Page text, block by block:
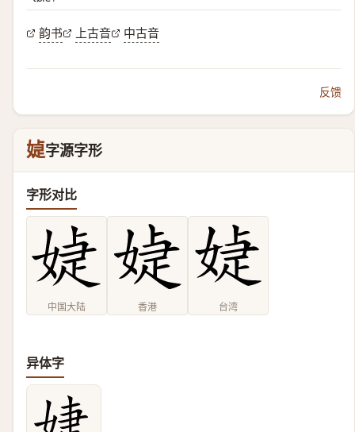
韵书 上古音 中古音
反馈
媫字源字形
字形对比
中国大陆 香港 台湾
异体字